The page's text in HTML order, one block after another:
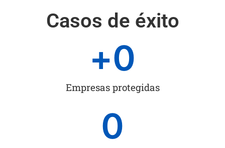
Casos de éxito
Empresas protegidas
+0
0